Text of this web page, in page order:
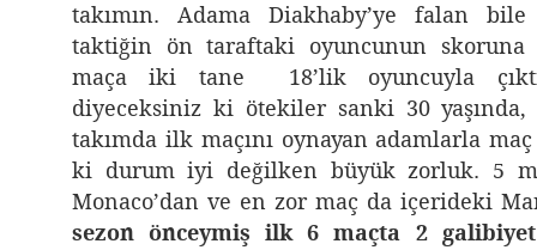
takımın. Adama Diakhaby’ye falan
taktiğin ön taraftaki oyuncunun skoruna
maça iki tane 18’lik oyuncuyla
diyeceksiniz ki ötekiler sanki 30
takımda ilk maçını oynayan adamlarla
ki durum iyi değilken büyük zorluk. 5
Monaco’dan ve en zor maç da içerideki
sezon önceymiş ilk 6 maçta 2